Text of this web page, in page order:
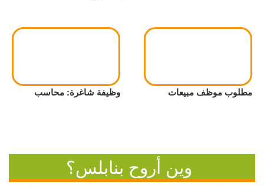
مطلوب موظف مبيعات وظيفة شاغرة: محاسب
وين أروح بنابلس؟